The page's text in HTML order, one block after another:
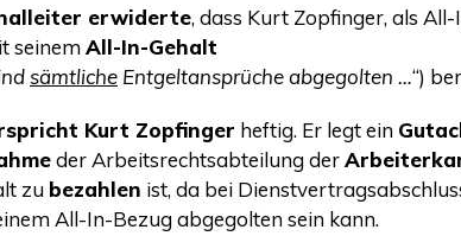
erwi­der­te, dass Kurt Zopfin­ger, als
sei­nemAll-In-Gehalt
sämt­li­che Ent­gelt­an­sprü­che abge­gol­ten …“)
Kurt Zopfin­ger hef­tig. Er legt ein
der Arbeits­rechts­ab­tei­lung der
zu bezah­len ist, da bei
All-In-Bezug abge­gol­ten sein kann.